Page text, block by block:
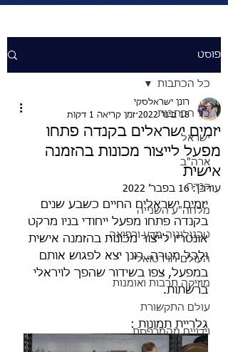
פוסט
כל הכתבות
ישראל
ארה"ב
קנדה
מלחה"ע השנייה
טכנולוגיה מדע ורפואה
העולם הוירטואלי
מוזיקה תרבות ואומנות
עולם התקשורת
וידויים מהמרפסת
כל הכתבות
יזמים ישראלים בקנדה פתחו
מפעל לייצור מכונות בהזמנה
אישית
רונן ישראלסקי
18 בינו׳ 2022
זמן קריאה 1 דקות
עודכן: 16 בפבר׳ 2022
יזמים ישראלים החיים כשבע שנים
בקנדה פתחו מפעל ייחודי בניו מרקט
אונטריו לייצור מכונות בהזמנה אישית
ולכל מטרה. רונן יצא לפגוש אותם
במפעל, צפו בשידור שהפך לויראלי
ברשתות.
גלריית תמונות :